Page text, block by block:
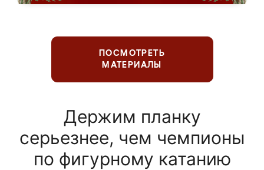
ПОСМОТРЕТЬ
МАТЕРИАЛЫ
Держим планку
серьезнее, чем чемпионы
по фигурному катанию